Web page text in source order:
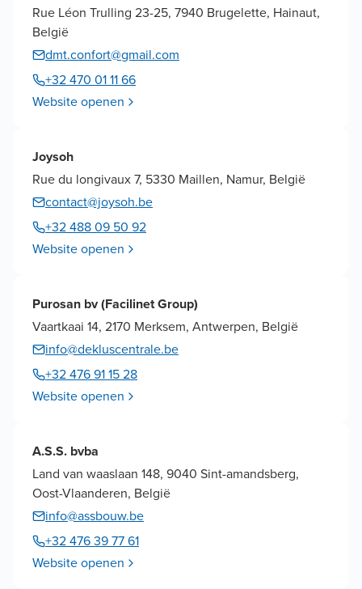
Rue Léon Trulling 23-25, 7940 Brugelette, Hainaut,
België
dmt.confort@gmail.com
+32 470 01 11 66
Website openen
Joysoh
Rue du longivaux 7, 5330 Maillen, Namur, België
contact@joysoh.be
+32 488 09 50 92
Website openen
Purosan bv (Facilinet Group)
Vaartkaai 14, 2170 Merksem, Antwerpen, België
info@dekluscentrale.be
+32 476 91 15 28
Website openen
A.S.S. bvba
Land van waaslaan 148, 9040 Sint-amandsberg,
Oost-Vlaanderen, België
info@assbouw.be
+32 476 39 77 61
Website openen